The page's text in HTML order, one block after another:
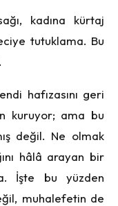
kadına kürtaj
tutuklama. Bu
hafızasını geri
kuruyor; ama bu
değil. Ne olmak
hâlâ arayan bir
İşte bu yüzden
muhalefetin de